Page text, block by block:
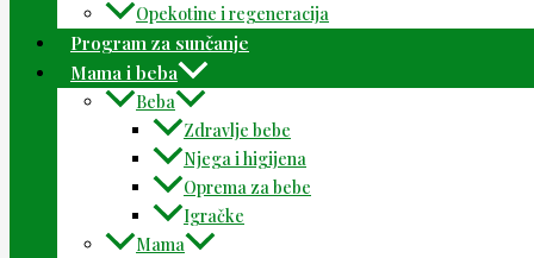
Opekotine i regeneracija
Program za sunčanje
Mama i beba
Beba
Zdravlje bebe
Njega i higijena
Oprema za bebe
Igračke
Mama